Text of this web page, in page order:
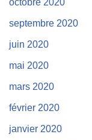
septembre 2020
juin 2020
mai 2020
mars 2020
février 2020
janvier 2020